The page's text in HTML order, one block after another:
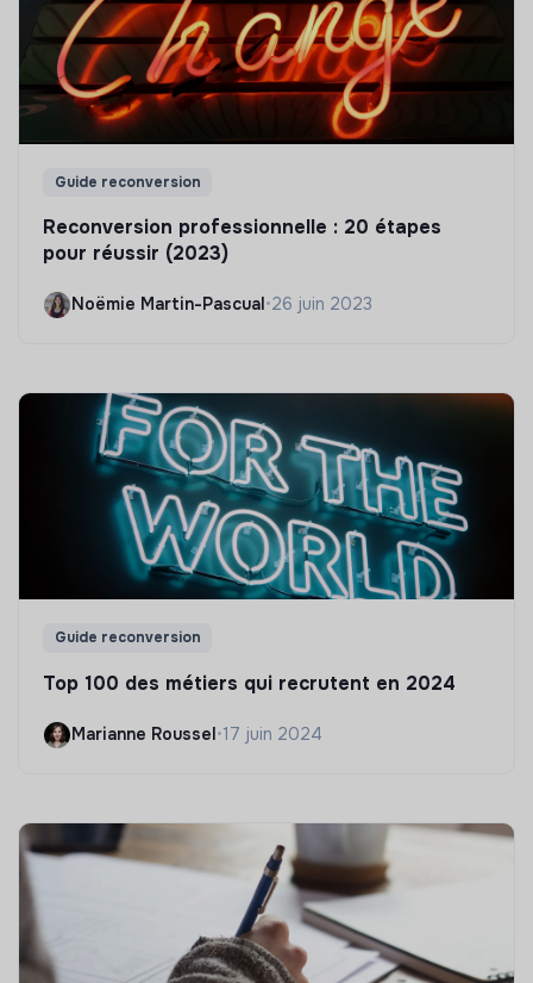
Guide reconversion
Reconversion professionnelle : 20 étapes
pour réussir (2023)
Noëmie Martin-Pascual •26 juin 2023
Guide reconversion
Top 100 des métiers qui recrutent en 2024
Marianne Roussel•17 juin 2024